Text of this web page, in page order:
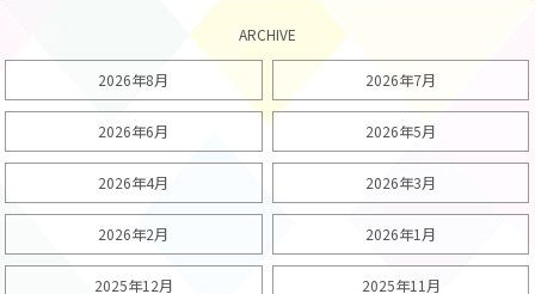
ARCHIVE
2026年8月 2026年7月
2026年6月 2026年5月
2026年4月 2026年3月
2026年2月 2026年1月
2025年12月 2025年11月